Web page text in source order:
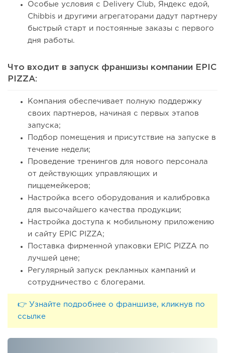
Особые условия с Delivery Club, Яндекс едой,
Chibbis и другими агрегаторами дадут партнеру
быстрый старт и постоянные заказы с первого
дня работы.
Что входит в запуск франшизы компании EPIC
PIZZA:
Компания обеспечивает полную поддержку
своих партнеров, начиная с первых этапов
запуска;
Подбор помещения и присутствие на запуске в
течение недели;
Проведение тренингов для нового персонала
от действующих управляющих и
пиццемейкеров;
Настройка всего оборудования и калибровка
для высочайшего качества продукции;
Настройка доступа к мобильному приложению
и сайту EPIC PIZZA;
Поставка фирменной упаковки EPIC PIZZA по
лучшей цене;
Регулярный запуск рекламных кампаний и
сотрудничество с блогерами.
👉 Узнайте подробнее о франшизе, кликнув по
ссылке